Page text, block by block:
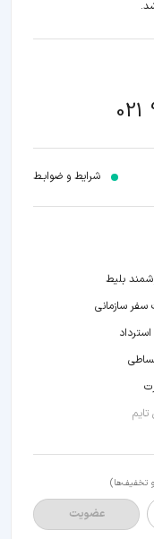
021
شرایط و ضوابـط
بلیط
سازمانی
تایم
و تخفیف‌ها)
عضویت